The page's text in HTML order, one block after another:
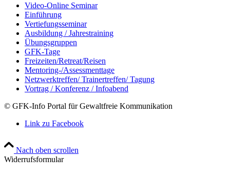
Video-Online Seminar
Einführung
Vertiefungsseminar
Ausbildung / Jahrestraining
Übungsgruppen
GFK-Tage
Freizeiten/Retreat/Reisen
Mentoring-/Assessmenttage
Netzwerktreffen/ Trainertreffen/ Tagung
Vortrag / Konferenz / Infoabend
© GFK-Info Portal für Gewaltfreie Kommunikation
Link zu Facebook
Nach oben scrollen
Widerrufsformular